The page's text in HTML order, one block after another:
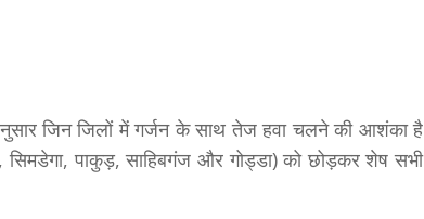
जिन जिलों में गर्जन के साथ तेज हवा चलने की आशंका है
सिमडेगा, पाकुड़, साहिबगंज और गोड्डा) को छोड़कर शेष सभी